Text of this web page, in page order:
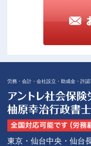
労務・会計・会社設立・助成金・許
東京・仙台中央・仙台